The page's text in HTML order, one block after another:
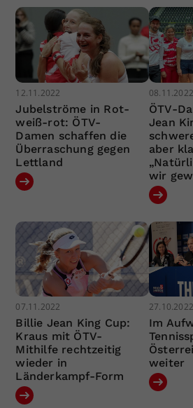
12.11.2022
Jubelströme in Rot-
weiß-rot: ÖTV-
Damen schaffen die
Überraschung gegen
Lettland
08.11.2022
ÖTV-
Jean
aber
wir
07.11.2022
Billie Jean King Cup:
Kraus mit ÖTV-
Mithilfe rechtzeitig
wieder in
Länderkampf-Form
27.10.2022
Im
weiter